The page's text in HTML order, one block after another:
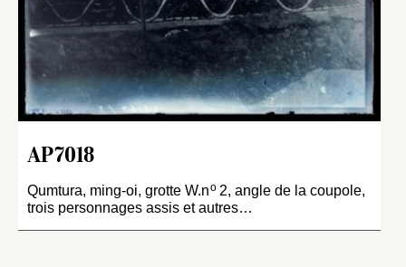
AP7018
Qumtura, ming-oi, grotte W.no2, angle de la coupole,
trois personnages assis et autres…